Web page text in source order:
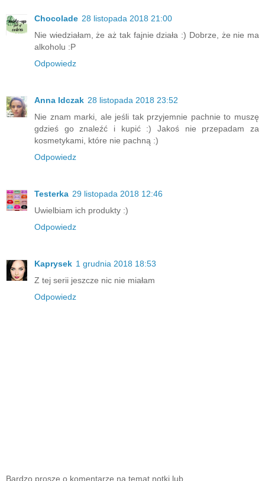
Chocolade 28 listopada 2018 21:00
Nie wiedziałam, że aż tak fajnie działa :) Dobrze, że nie ma
alkoholu :P
Odpowiedz
Anna Idczak 28 listopada 2018 23:52
Nie znam marki, ale jeśli tak przyjemnie pachnie to muszę
gdzieś go znaleźć i kupić :) Jakoś nie przepadam za
kosmetykami, które nie pachną :)
Odpowiedz
Testerka 29 listopada 2018 12:46
Uwielbiam ich produkty :)
Odpowiedz
Kaprysek 1 grudnia 2018 18:53
Z tej serii jeszcze nic nie miałam
Odpowiedz
Bardzo proszę o komentarze na temat notki lub